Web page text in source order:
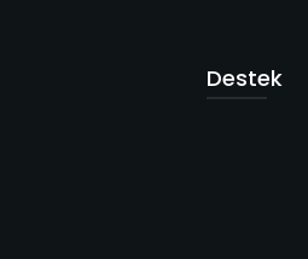
Destek